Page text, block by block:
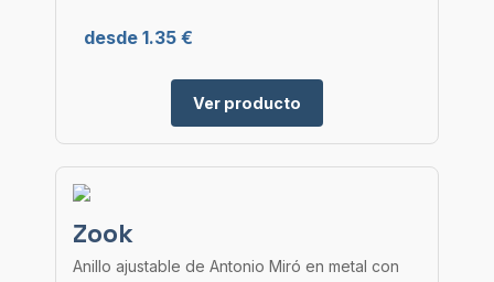
desde 1.35 €
Ver producto
Zook
Anillo ajustable de Antonio Miró en metal con